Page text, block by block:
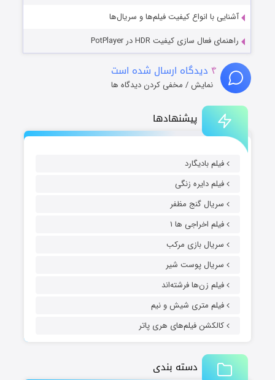
پیشنهادها
فیلم بادیگارد
فیلم دایره زنگی
سریال گنج مظفر
فیلم اخراجی ها ۱
سریال بازی مرکب
سریال پوست شیر
فیلم زن‌ها فرشته‌اند
فیلم متری شیش و نیم
کالکشن فیلم‌های هری پاتر
دسته بندی
آشنایی با انواع کیفیت فیلم‌ها و سریال‌ها
راهنمای فعال سازی کیفیت HDR در PotPlayer
۴ دیدگاه ارسال شده است
نمایش / مخفی کردن دیدگاه ها